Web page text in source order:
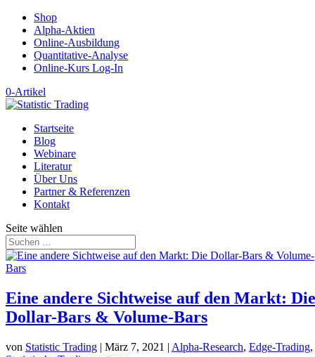
Shop
Alpha-Aktien
Online-Ausbildung
Quantitative-Analyse
Online-Kurs Log-In
0-Artikel
Startseite
Blog
Webinare
Literatur
Über Uns
Partner & Referenzen
Kontakt
Seite wählen
Eine andere Sichtweise auf den Markt: Die
Dollar-Bars & Volume-Bars
von Statistic Trading | März 7, 2021 | Alpha-Research, Edge-Trading,